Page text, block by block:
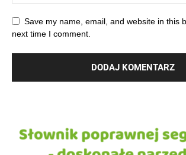
Save my name, email, and website in this
next time I comment.